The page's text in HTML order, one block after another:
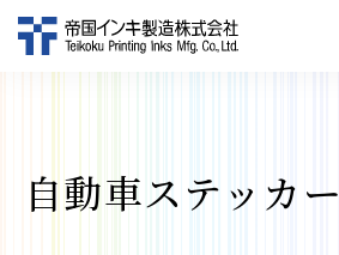
自動車ステッカー